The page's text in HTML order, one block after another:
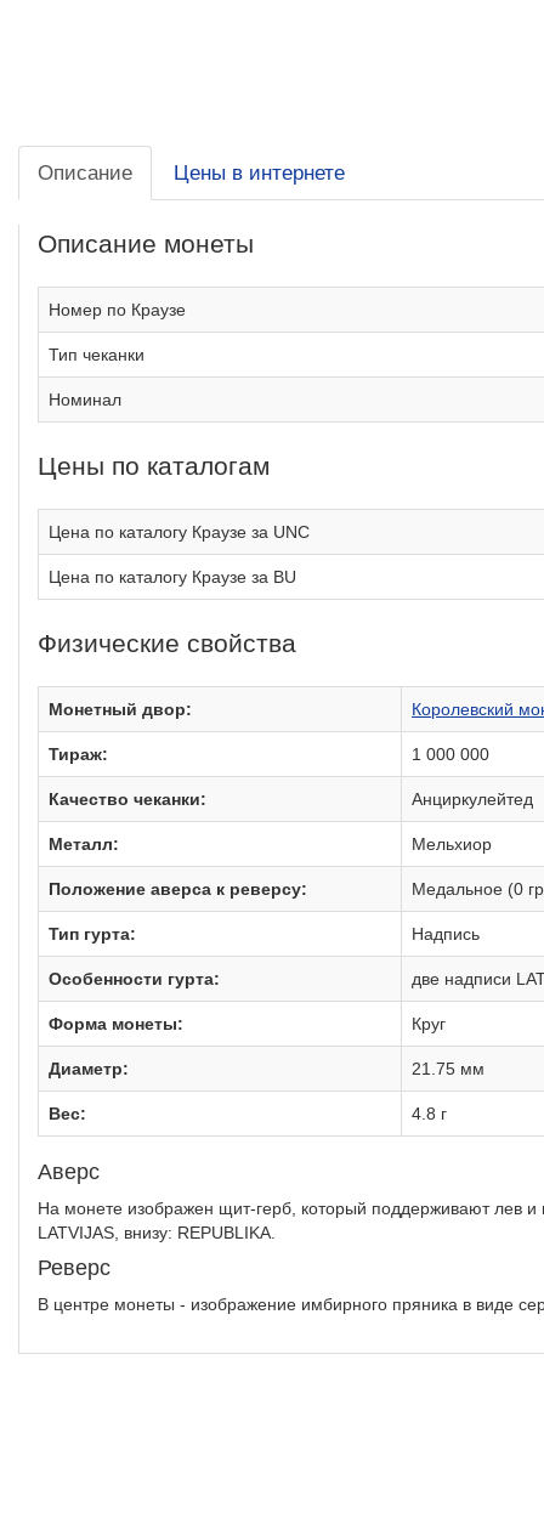
Описание Цены в интернете
Описание монеты
Номер по Краузе
Тип чеканки
Номинал
Цены по каталогам
Цена по каталогу Краузе за UNC
Цена по каталогу Краузе за BU
Физические свойства
Монетный двор: Королевский
Тираж: 1 000 000
Качество чеканки: Анциркулейтед
Металл: Мельхиор
Положение аверса к реверсу: Медальное (0
Тип гурта: Надпись
Особенности гурта: две надписи
Форма монеты: Круг
Диаметр: 21.75 мм
Вес: 4.8 г
Аверс
На монете изображен щит-герб, который поддерживают лев
LATVIJAS, внизу: REPUBLIKA.
Реверс
В центре монеты - изображение имбирного пряника в виде